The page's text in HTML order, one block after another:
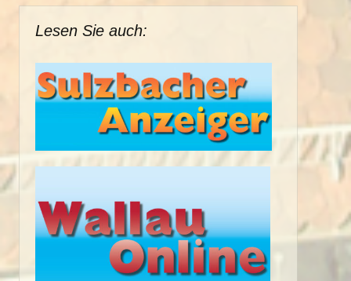
Lesen Sie auch: